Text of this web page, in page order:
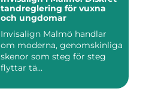
tandreglering för vuxna
och ungdomar
Invisalign Malmö handlar
om moderna, genomskinliga
skenor som steg för steg
flyttar tä...